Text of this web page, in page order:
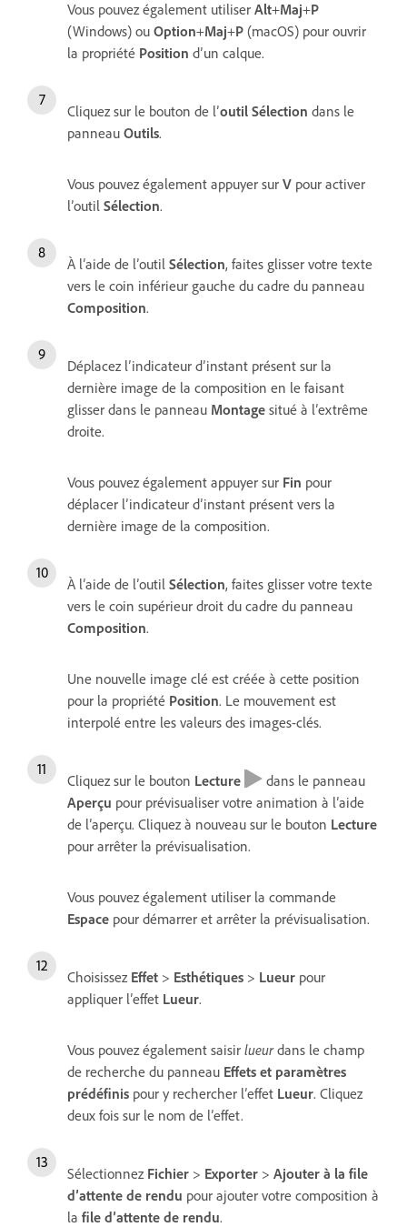
Vous pouvez également utiliser Alt+Maj+P
(Windows) ou Option+Maj+P (macOS) pour ouvrir
la propriété Position d’un calque.
Cliquez sur le bouton de l’outil Sélection dans le
panneau Outils.
Vous pouvez également appuyer sur V pour activer
l’outil Sélection.
À l’aide de l’outil Sélection, faites glisser votre texte
vers le coin inférieur gauche du cadre du panneau
Composition.
Déplacez l’indicateur d’instant présent sur la
dernière image de la composition en le faisant
glisser dans le panneau Montage situé à l’extrême
droite.
Vous pouvez également appuyer sur Fin pour
déplacer l’indicateur d’instant présent vers la
dernière image de la composition.
À l’aide de l’outil Sélection, faites glisser votre texte
vers le coin supérieur droit du cadre du panneau
Composition.
Une nouvelle image clé est créée à cette position
pour la propriété Position. Le mouvement est
interpolé entre les valeurs des images-clés.
Cliquez sur le bouton Lecture
dans le panneau
Aperçu pour prévisualiser votre animation à l’aide
de l’aperçu. Cliquez à nouveau sur le bouton Lecture
pour arrêter la prévisualisation.
Vous pouvez également utiliser la commande
Espace pour démarrer et arrêter la prévisualisation.
Choisissez Effet > Esthétiques > Lueur pour
appliquer l’effet Lueur.
Vous pouvez également saisir lueurdans le champ
de recherche du panneau Effets et paramètres
prédéfinis pour y rechercher l’effet Lueur. Cliquez
deux fois sur le nom de l’effet.
Sélectionnez Fichier > Exporter > Ajouter à la file
d’attente de rendu pour ajouter votre composition à
la file d’attente de rendu.